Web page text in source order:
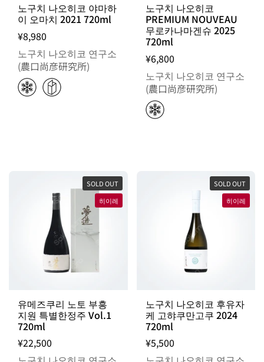
노구치 나오히코 야마하
이 오마치 2021 720ml
¥8,980
노구치 나오히코 연구소
(農口尚彦研究所)
노구치 나오히코
PREMIUM NOUVEAU
무로카나마겐슈 2025
720ml
¥6,800
노구치 나오히코 연구소
(農口尚彦研究所)
유메즈쿠리 노토 부흥
지원 특별한정주 Vol.1
720ml
¥22,500
SOLD OUT
히이레
노구치 나오히코 후유자
케 고햐쿠만고쿠 2024
720ml
¥5,500
SOLD OUT
히이레